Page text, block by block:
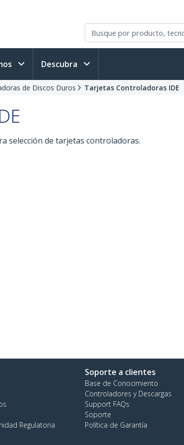
Descubra
de Discos Duros Tarjetas Controladoras IDE
selección de tarjetas controladoras.
Regulatoria
Soporte a clientes
Base de Conocimiento
Controladores y Descargas
Support FAQs
Soporte
Política de Garantía